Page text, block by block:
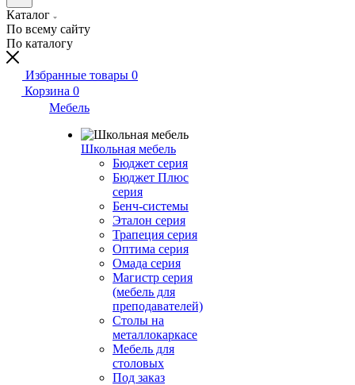
Каталог
По всему сайту
По каталогу
Избранные товары 0
Корзина 0
Мебель
Школьная мебель
Бюджет серия
Бюджет Плюс
серия
Бенч-системы
Эталон серия
Трапеция серия
Оптима серия
Омада серия
Магистр серия
(мебель для
преподавателей)
Столы на
металлокаркасе
Мебель для
столовых
Под заказ